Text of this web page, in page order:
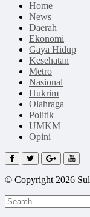
Home
News
Daerah
Ekonomi
Gaya Hidup
Kesehatan
Metro
Nasional
Hukrim
Olahraga
Politik
UMKM
Opini
© Copyright 2026